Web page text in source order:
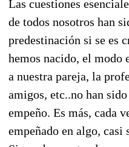
Las cuestiones
de todos nosotros han
predestinación si se es
hemos nacido, el modo
a nuestra pareja, la
amigos, etc..no han
empeño. Es más, cada
empeñado en algo, casi